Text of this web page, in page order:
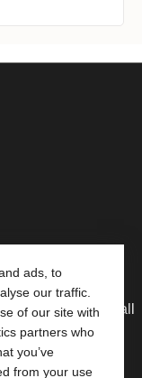
ads, to
our traffic.
of our site with
partners who
you’ve
from your use
förekommande fall